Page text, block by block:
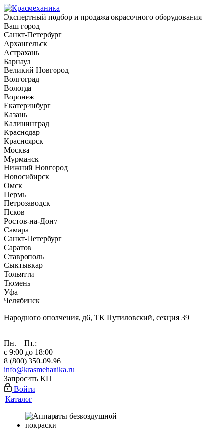
Экспертный подбор и продажа окрасочного оборудования
Ваш город
Санкт-Петербург
Архангельск
Астрахань
Барнаул
Великий Новгород
Волгоград
Вологда
Воронеж
Екатеринбург
Казань
Калининград
Краснодар
Красноярск
Москва
Мурманск
Нижний Новгород
Новосибирск
Омск
Пермь
Петрозаводск
Псков
Ростов-на-Дону
Самара
Санкт-Петербург
Саратов
Ставрополь
Сыктывкар
Тольятти
Тюмень
Уфа
Челябинск
Народного ополчения, д6, ТК Путиловский, секция 39
Пн. – Пт.:
с 9:00 до 18:00
8 (800) 350-09-96
info@krasmehanika.ru
Запросить КП
Войти
Каталог